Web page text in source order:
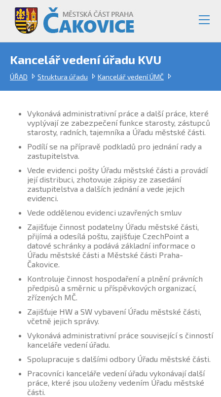
Kancelář vedení úřadu KVU
ÚŘAD Struktura úřadu Kancelář vedení ÚMČ
Vykonává administrativní práce a další práce, které
vyplývají ze zabezpečení funkce starosty, zástupců
starosty, radních, tajemníka a Úřadu městské části.
Podílí se na přípravě podkladů pro jednání rady a
zastupitelstva.
Vede evidenci pošty Úřadu městské části a provádí
její distribuci, zhotovuje zápisy ze zasedání
zastupitelstva a dalších jednání a vede jejich
evidenci.
Vede oddělenou evidenci uzavřených smluv
Zajišťuje činnost podatelny Úřadu městské části,
přijímá a odesílá poštu, zajišťuje CzechPoint a
datové schránky a podává základní informace o
Úřadu městské části a Městské části Praha-
Čakovice.
Kontroluje činnost hospodaření a plnění právních
předpisů a směrnic u příspěvkových organizací,
zřízených MČ.
Zajišťuje HW a SW vybavení Úřadu městské části,
včetně jejich správy.
Vykonává administrativní práce související s činností
kanceláře vedení úřadu.
Spolupracuje s dalšími odbory Úřadu městské části.
Pracovníci kanceláře vedení úřadu vykonávají další
práce, které jsou uloženy vedením Úřadu městské
části.